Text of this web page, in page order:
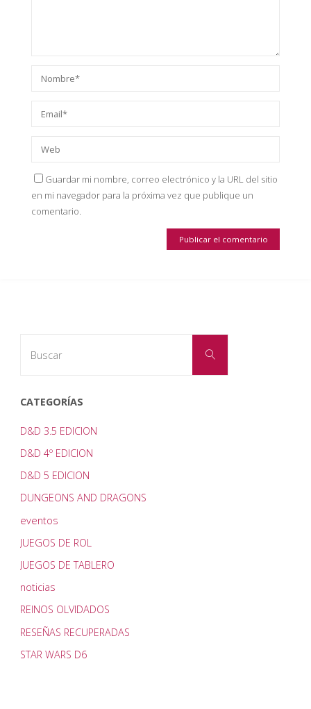
Guardar mi nombre, correo electrónico y la URL del sitio
en mi navegador para la próxima vez que publique un
comentario.
Buscar
CATEGORÍAS
D&D 3.5 EDICION
D&D 4º EDICION
D&D 5 EDICION
DUNGEONS AND DRAGONS
eventos
JUEGOS DE ROL
JUEGOS DE TABLERO
noticias
REINOS OLVIDADOS
RESEÑAS RECUPERADAS
STAR WARS D6